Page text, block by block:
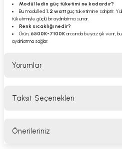
Modül ledin güç tüketimi ne kadardır?
Bu modül led 1,2 wattgüç tüketimine sahiptir.
tüketimiyle güçlü bir aydınlatma sunar.
Renk sıcaklığı nedir?
Ürün,6500K-7100Karasında beyaz ışık verir,
aydınlatma sağlar.
Yorumlar
Taksit Seçenekleri
Önerileriniz